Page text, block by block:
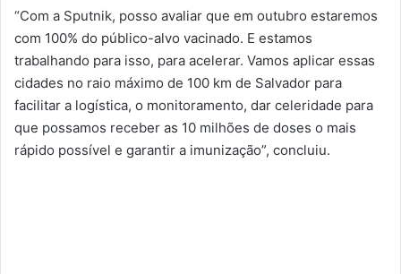
“Com a Sputnik, posso avaliar que em outubro estaremos
com 100% do público-alvo vacinado. E estamos
trabalhando para isso, para acelerar. Vamos aplicar essas
cidades no raio máximo de 100 km de Salvador para
facilitar a logística, o monitoramento, dar celeridade para
que possamos receber as 10 milhões de doses o mais
rápido possível e garantir a imunização”, concluiu.